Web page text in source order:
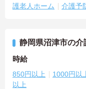
護老人ホーム
介護予
静岡県沼津市の
時給
850円以上 1000円以
以上